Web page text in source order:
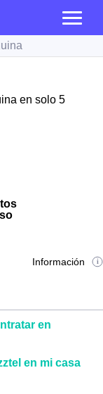
en solo 5
Información
en
en mi casa